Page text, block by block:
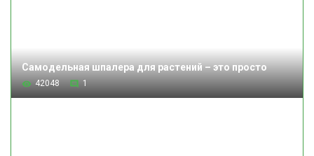
Самодельная шпалера для растений – это просто
42048 1